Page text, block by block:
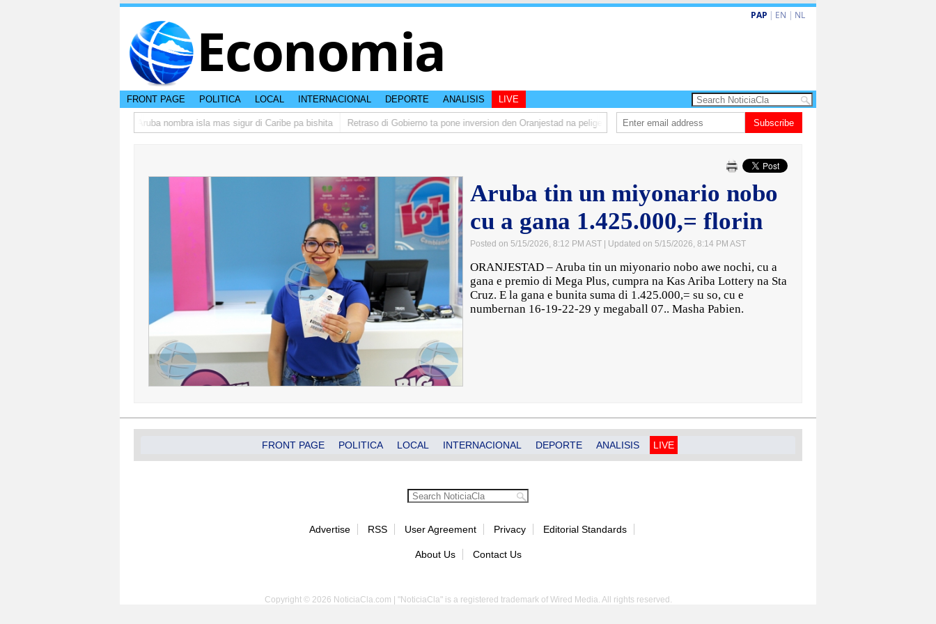
Economia PAP | EN | NL
FRONT PAGE POLITICA LOCAL INTERNACIONAL DEPORTE ANALISIS LIVE
CISI: Aruba nombra isla mas sigur di Caribe pa bishita Retraso di Gobierno ta pone inversion den Oranjestad na peliger Abelardo de la Espriella a huramenta como presidente di Colombia
Subscribe
Aruba tin un miyonario nobo
cu a gana 1.425.000,= florin
Posted on 5/15/2026, 8:12 PM AST | Updated on 5/15/2026, 8:14 PM AST
ORANJESTAD – Aruba tin un miyonario nobo awe nochi, cu a
gana e premio di Mega Plus, cumpra na Kas Ariba Lottery na Sta
Cruz. E la gana e bunita suma di 1.425.000,= su so, cu e
numbernan 16-19-22-29 y megaball 07.. Masha Pabien.
FRONT PAGE POLITICA LOCAL INTERNACIONAL DEPORTE ANALISIS LIVE
Advertise RSS User Agreement Privacy Editorial Standards
About Us Contact Us
Copyright © 2026 NoticiaCla.com | "NoticiaCla" is a registered trademark of Wired Media. All rights reserved.